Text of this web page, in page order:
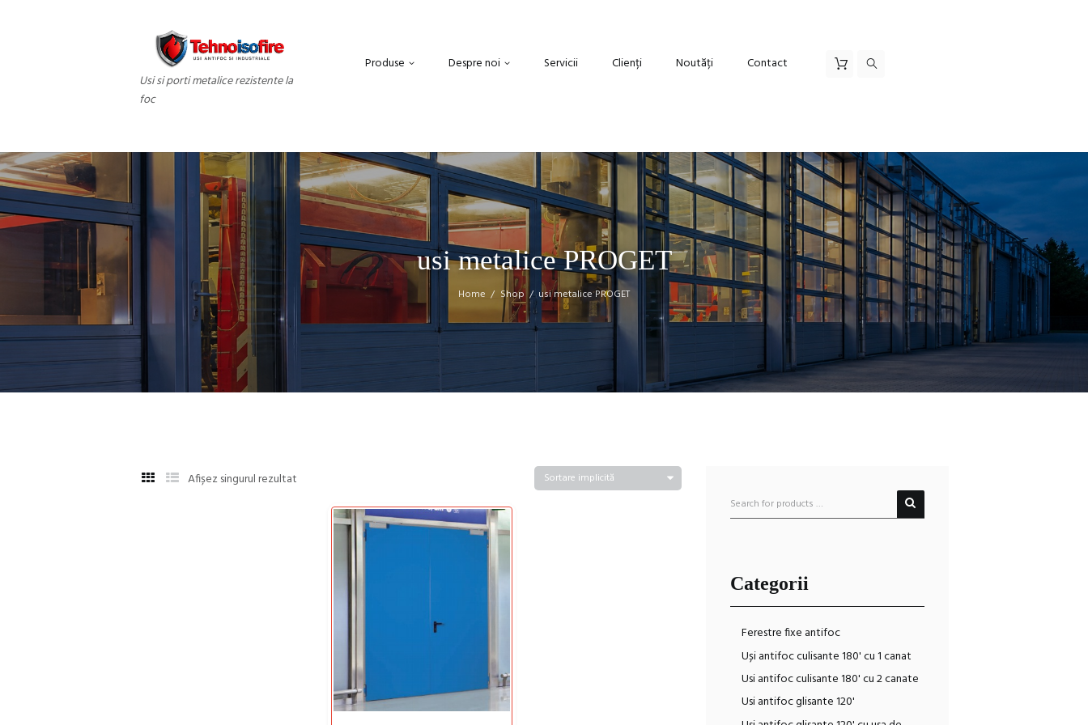
Usi si porti metalice rezistente la
foc
Produse Despre noi Servicii Clienți Noutăți Contact
usi metalice PROGET
Home Shop usi metalice PROGET
Afișez singurul rezultat
Categorii
Ferestre fixe antifoc
Uși antifoc culisante 180' cu 1 canat
Usi antifoc culisante 180' cu 2 canate
Usi antifoc glisante 120'